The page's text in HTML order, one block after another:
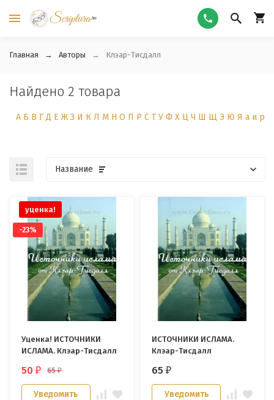
Главная Авторы Клэар-Тисдалл
Найдено 2 товара
А Б В Г Д Е Ж З И К Л М Н О П Р С Т У Ф Х Ц Ч Ш Щ Э Ю Я а и р
Название
уценка!
-23%
Уценка! ИСТОЧНИКИ
ИСЛАМА. Клэар-Тисдалл
50₽ 65₽
Уведомить
ИСТОЧНИКИ ИСЛАМА.
Клэар-Тисдалл
65₽
Уведомить